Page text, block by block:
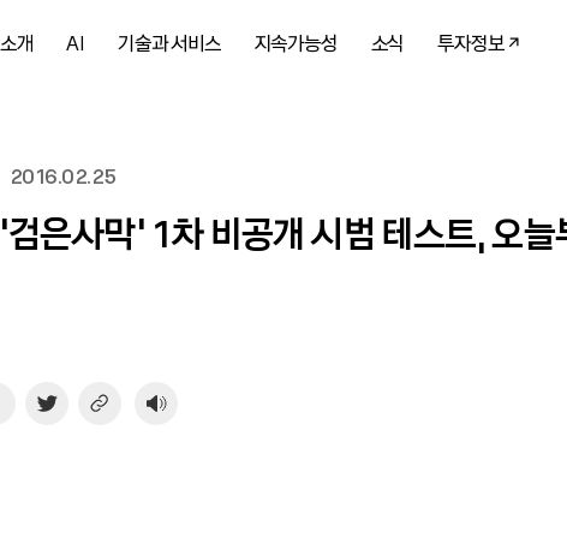
소개 AI 기술과 서비스 지속가능성 소식 투자정보
2016.02.25
검은사막’ 1차 비공개 시범 테스트, 오